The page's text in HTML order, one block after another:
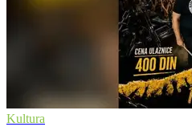
Kultura